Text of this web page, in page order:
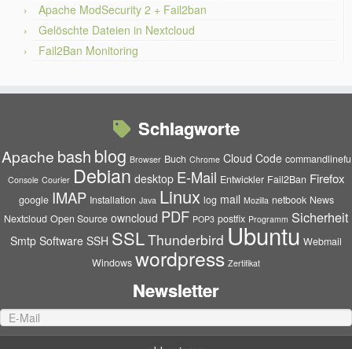
Apache ModSecurity 2 + Fail2ban
Gelöschte Dateien in Nextcloud
Fail2Ban Monitoring
Schlagworte
Apache bash blog Browser Buch Chrome Cloud Code commandlinefu
Console Courier Debian desktop E-Mail Entwickler Fail2Ban Firefox
google IMAP Installation Java Linux log mail Mozilla netbook News
Nextcloud Open Source owncloud PDF POP3 postfix Programm Sicherheit
Smtp Software SSH SSLThunderbird Ubuntu Webmail
Windows wordpress Zertifikat
Newsletter